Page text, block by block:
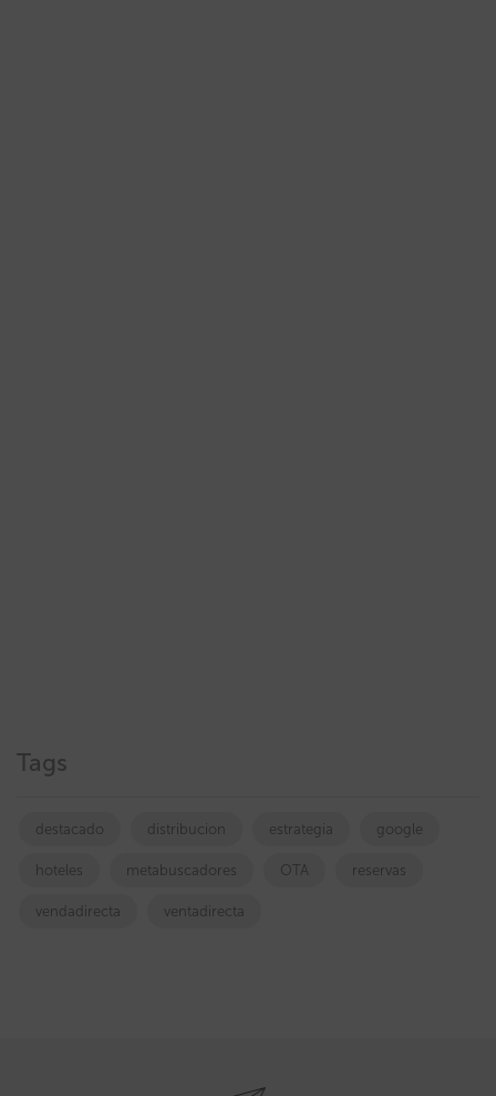
Tags
destacado distribucion estrategia google
hoteles metabuscadores OTA reservas
vendadirecta ventadirecta